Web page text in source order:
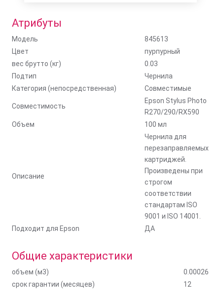
Атрибуты
Модель
845613
Цвет
пурпурный
вес брутто (кг)
0.03
Подтип
Чернила
Категория (непосредственная)
Совместимые
Совместимость
Epson Stylus Photo
R270/290/RX590
Объем
100 мл
Описание
Чернила для
перезаправляемых
картриджей.
Произведены при
строгом
соответствии
стандартам ISO
9001 и ISO 14001.
Подходит для Epson
ДА
Общие характеристики
объем (м3)
0.00026
срок гарантии (месяцев)
12